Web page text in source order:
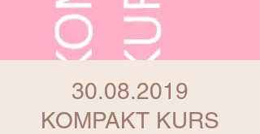
30.08.2019
KOMPAKT KURS